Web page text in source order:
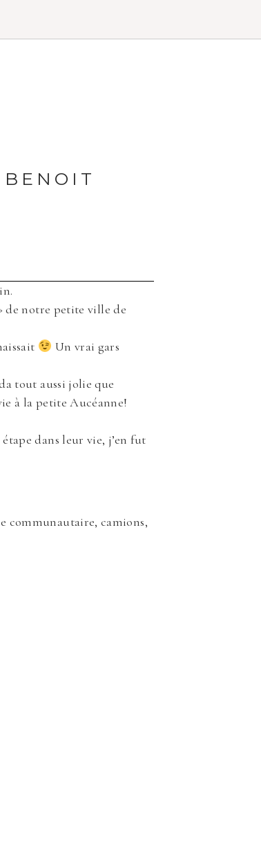
de notre petite ville de
Un vrai gars
tout aussi jolie que
à la petite Aucéanne!
dans leur vie, j’en fut